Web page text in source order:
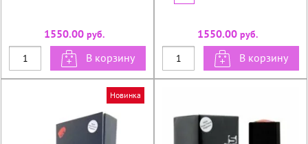
1550.00руб.
В корзину
1550.00руб.
В корзину
Новинка